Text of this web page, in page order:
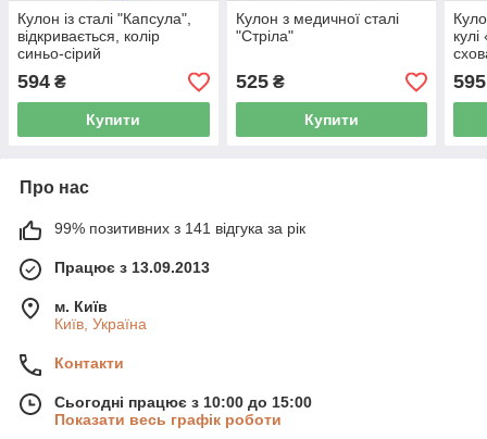
Кулон із сталі "Капсула",
відкривається, колір
синьо-сірий
594 ₴
Купити
Кулон з медичної сталі
"Стріла"
525₴
Купити
595
Про нас
99% позитивних з 141 відгука за рік
Працює з 13.09.2013
м. Київ
Київ, Україна
Контакти
Сьогодні працює з 10:00 до 15:00
Показати весь графік роботи